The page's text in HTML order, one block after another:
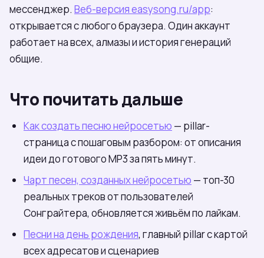
мессенджер. Веб-версия easysong.ru/app:
открывается с любого браузера. Один аккаунт
работает на всех, алмазы и история генераций
общие.
Что почитать дальше
Как создать песню нейросетью — pillar-
страница с пошаговым разбором: от описания
идеи до готового MP3 за пять минут.
Чарт песен, созданных нейросетью — топ-30
реальных треков от пользователей
Сонграйтера, обновляется живьём по лайкам.
Песни на день рождения, главный pillar с картой
всех адресатов и сценариев